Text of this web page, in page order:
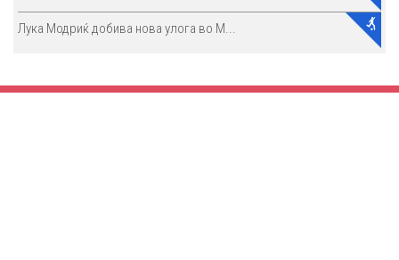
Лука Модриќ добива нова улога во М...